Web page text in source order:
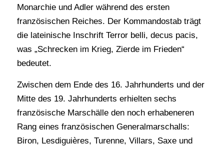
Monarchie und Adler während des ersten
französischen Reiches. Der Kommandostab trägt
die lateinische Inschrift Terror belli, decus pacis,
was „Schrecken im Krieg, Zierde im Frieden“
bedeutet.
Zwischen dem Ende des 16. Jahrhunderts und der
Mitte des 19. Jahrhunderts erhielten sechs
französische Marschälle den noch erhabeneren
Rang eines französischen Generalmarschalls:
Biron, Lesdiguières, Turenne, Villars, Saxe und